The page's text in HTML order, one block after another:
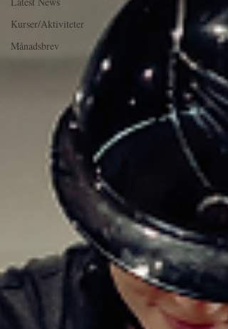
Kurser/Aktiviteter
Månadsbrev